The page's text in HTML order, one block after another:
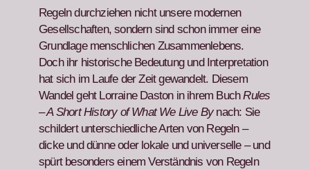
Regeln durchziehen nicht unsere mod­er­nen
Gesellschaften, son­dern sind schon immer eine
Grund­lage men­schlichen Zusam­men­lebens.
Doch ihr his­torische Bedeu­tung und Inter­pre­ta­tion
hat sich im Laufe der Zeit gewan­delt. Diesem
Wan­del geht Lor­raine Das­ton in ihrem BuchRules
– A Short His­to­ry of What We Live Bynach: Sie
schildert unter­schiedliche Arten von Regeln –
dicke und dünne oder lokale und uni­verselle – und
spürt beson­ders einem Ver­ständ­nis von Regeln